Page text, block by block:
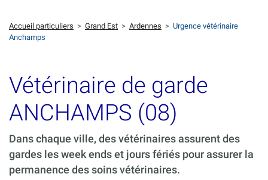
Accueil particuliers > Grand Est > Ardennes > Urgence vétérinaire
Anchamps
Vétérinaire de garde
ANCHAMPS (08)
Dans chaque ville, des vétérinaires assurent des
gardes les week ends et jours fériés pour assurer la
permanence des soins vétérinaires.